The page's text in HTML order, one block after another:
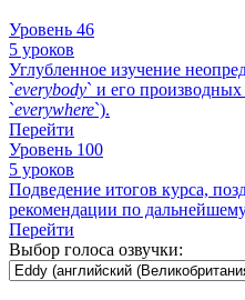
Уровень 46
5 уроков
Углубленное изучение
`everybody` и его производных
`everywhere`).
Перейти
Уровень 100
5 уроков
Подведение итогов курса,
рекомендации по
Перейти
Выбор голоса озвучки: